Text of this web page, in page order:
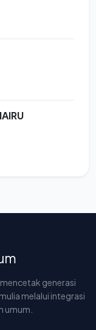
generasi
melalui integrasi
umum.